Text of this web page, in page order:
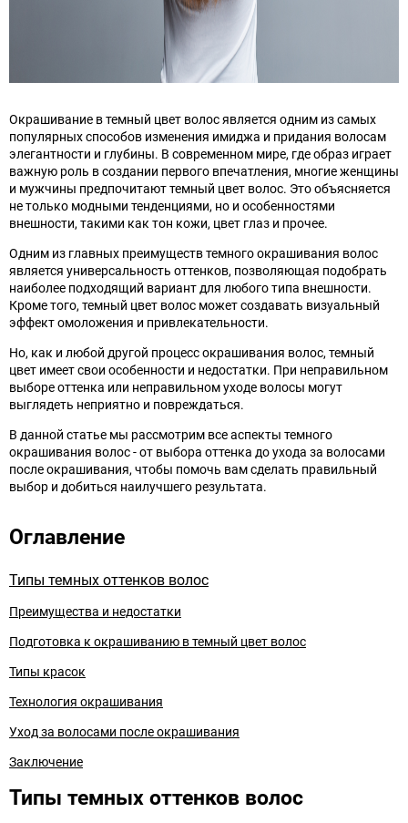
Окрашивание в темный цвет волос является одним из самых
популярных способов изменения имиджа и придания волосам
элегантности и глубины. В современном мире, где образ играет
важную роль в создании первого впечатления, многие женщины
и мужчины предпочитают темный цвет волос. Это объясняется
не только модными тенденциями, но и особенностями
внешности, такими как тон кожи, цвет глаз и прочее.
Одним из главных преимуществ темного окрашивания волос
является универсальность оттенков, позволяющая подобрать
наиболее подходящий вариант для любого типа внешности.
Кроме того, темный цвет волос может создавать визуальный
эффект омоложения и привлекательности.
Но, как и любой другой процесс окрашивания волос, темный
цвет имеет свои особенности и недостатки. При неправильном
выборе оттенка или неправильном уходе волосы могут
выглядеть неприятно и повреждаться.
В данной статье мы рассмотрим все аспекты темного
окрашивания волос - от выбора оттенка до ухода за волосами
после окрашивания, чтобы помочь вам сделать правильный
выбор и добиться наилучшего результата.
Оглавление
Типы темных оттенков волос
Преимущества и недостатки
Подготовка к окрашиванию в темный цвет волос
Типы красок
Технология окрашивания
Уход за волосами после окрашивания
Заключение
Типы темных оттенков волос